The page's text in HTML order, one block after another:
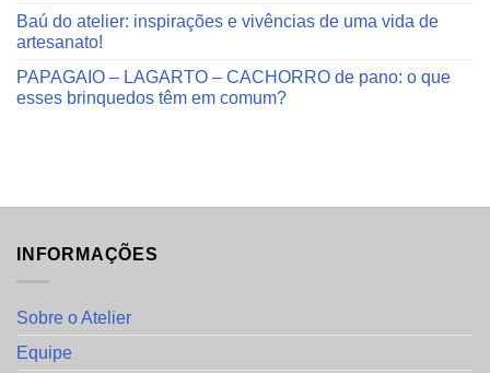
Baú do atelier: inspirações e vivências de uma vida de
artesanato!
PAPAGAIO – LAGARTO – CACHORRO de pano: o que
esses brinquedos têm em comum?
INFORMAÇÕES
Sobre o Atelier
Equipe